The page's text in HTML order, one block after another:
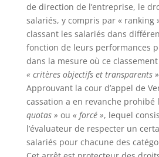
de direction de l’entreprise, le
salariés, y compris par « ranking
classant les salariés dans
fonction de leurs performances
dans la mesure où ce
« critères objectifs et transparents »
Approuvant la cour d’appel de
cassation a en revanche prohibé
quotas » ou « forcé », lequel
l’évaluateur de respecter un
salariés pour chacune des